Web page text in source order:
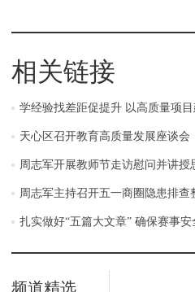
相关链接
学经验找差距促提升 以高质量项
天心区召开教育高质量发展座谈会
周志军开展教师节走访慰问并讲授
周志军主持召开五一商圈隐患排查
扎实做好“五篇大文章” 确保赛事
频道精选